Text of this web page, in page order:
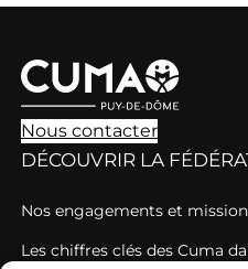
Nous contacter
DÉCOUVRIR LA
Nos engagements et
Les chiffres clés des Cuma